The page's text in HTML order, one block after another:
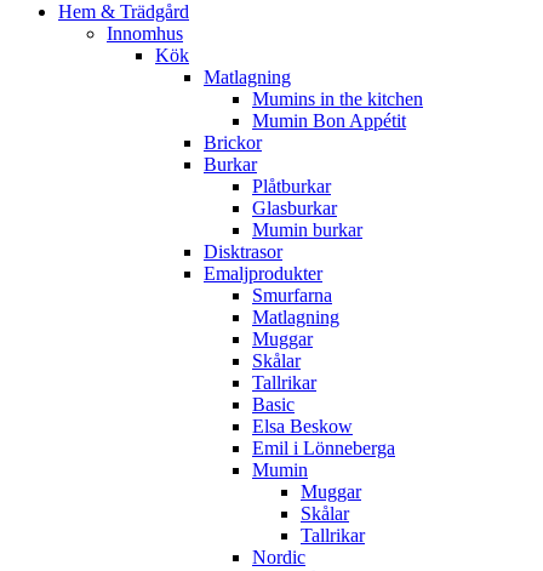
Hem & Trädgård
Innomhus
Kök
Matlagning
Mumins in the kitchen
Mumin Bon Appétit
Brickor
Burkar
Plåtburkar
Glasburkar
Mumin burkar
Disktrasor
Emaljprodukter
Smurfarna
Matlagning
Muggar
Skålar
Tallrikar
Basic
Elsa Beskow
Emil i Lönneberga
Mumin
Muggar
Skålar
Tallrikar
Nordic